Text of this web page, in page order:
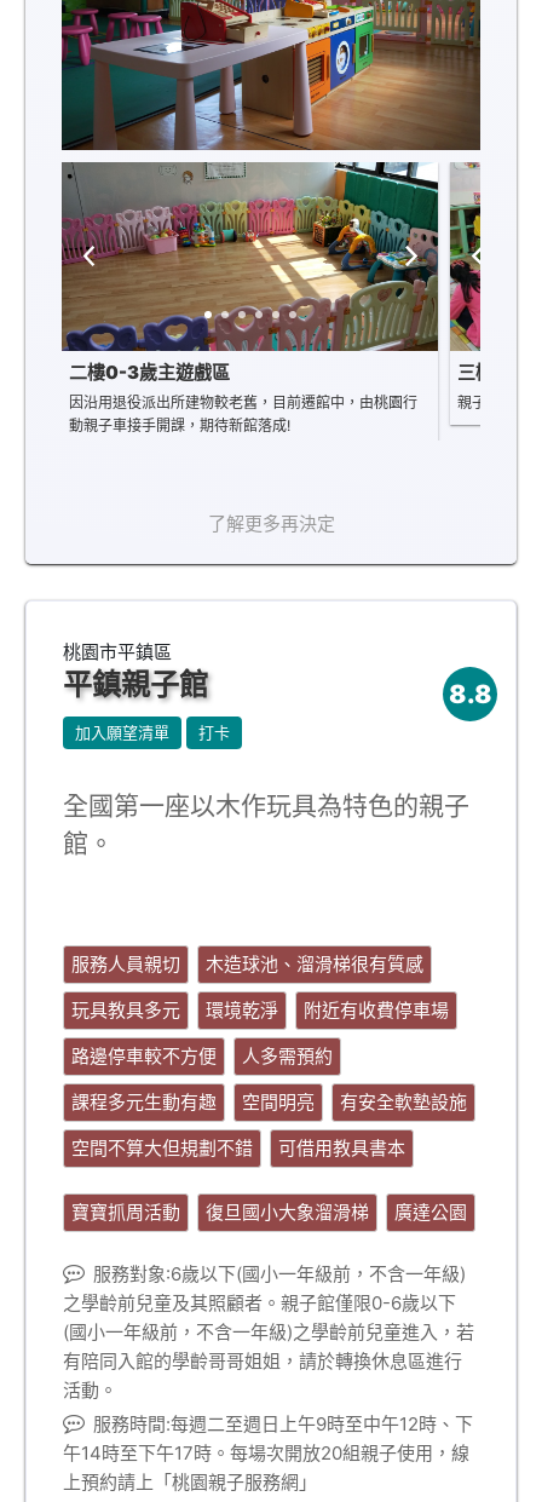
二樓0-3歲主遊戲區
因沿用退役派出所建物較老舊，目前遷館中，由桃園行
動親子車接手開課，期待新館落成!
三樓3-6
親子活動課
了解更多再決定
桃園市平鎮區
平鎮親子館 8.8
加入願望清單 打卡
全國第一座以木作玩具為特色的親子
館。
服務人員親切
木造球池、溜滑梯很有質感
玩具教具多元
環境乾淨
附近有收費停車場
路邊停車較不方便
人多需預約
課程多元生動有趣
空間明亮
有安全軟墊設施
空間不算大但規劃不錯
可借用教具書本
寶寶抓周活動 復旦國小大象溜滑梯 廣達公園
服務對象:6歲以下(國小一年級前，不含一年級)
之學齡前兒童及其照顧者。親子館僅限0-6歲以下
(國小一年級前，不含一年級)之學齡前兒童進入，若
有陪同入館的學齡哥哥姐姐，請於轉換休息區進行
活動。
服務時間:每週二至週日上午9時至中午12時、下
午14時至下午17時。每場次開放20組親子使用，線
上預約請上「桃園親子服務網」